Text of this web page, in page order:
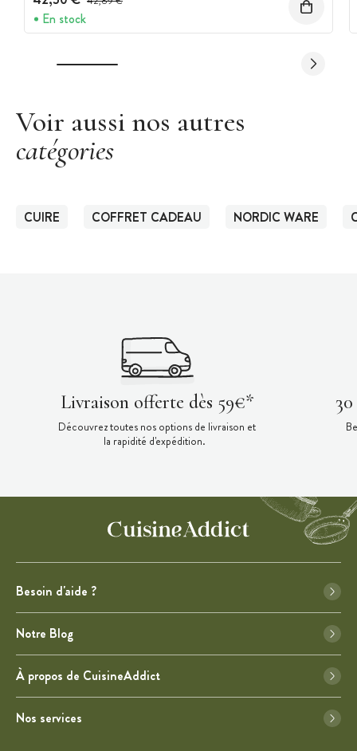
En stock
Voir aussi nos autres
catégories
CUIRE COFFRET CADEAU NORDIC WARE
Livraison offerte dès 59€*
Découvrez toutes nos options de livraison et
la rapidité d'expédition.
Besoin d'aide ?
Notre Blog
À propos de CuisineAddict
Nos services